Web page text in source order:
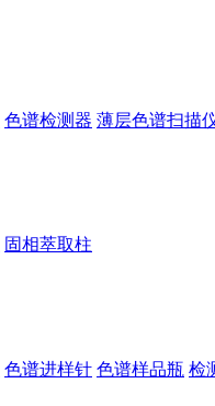
色谱检测器 薄层色谱扫描
固相萃取柱
色谱进样针 色谱样品瓶 检